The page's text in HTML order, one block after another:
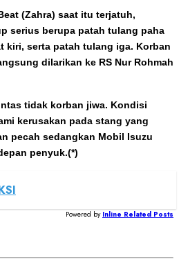
(Zahra) saat itu terjatuh,
serius berupa patah tulang paha
kiri, serta patah tulang iga. Korban
dilarikan ke RS Nur Rohmah
tidak korban jiwa. Kondisi
kerusakan pada stang yang
pecah sedangkan Mobil Isuzu
penyuk.(*)
Powered by Inline Related Posts